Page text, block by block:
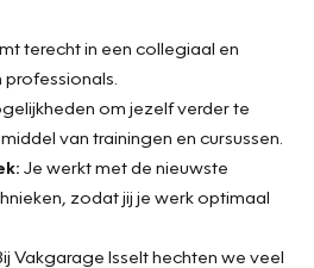
terecht in een collegiaal en
om jezelf verder te
van trainingen en cursussen.
Je werkt met de nieuwste
zodat jij je werk optimaal
Vakgarage Isselt hechten we veel